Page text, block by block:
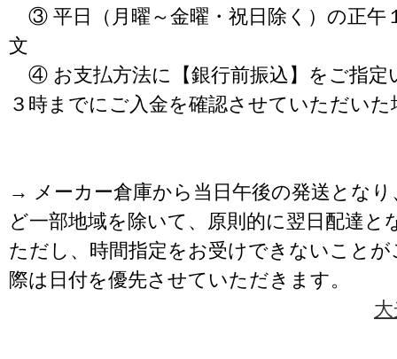
③ 平日（月曜～金曜・祝日除く）の正午
文
④ お支払方法に【銀行前振込】をご指定
３時までにご入金を確認させていただいた
→ メーカー倉庫から当日午後の発送となり
ど一部地域を除いて、原則的に翌日配達と
ただし、時間指定をお受けできないこと
際は日付を優先させていただきます。